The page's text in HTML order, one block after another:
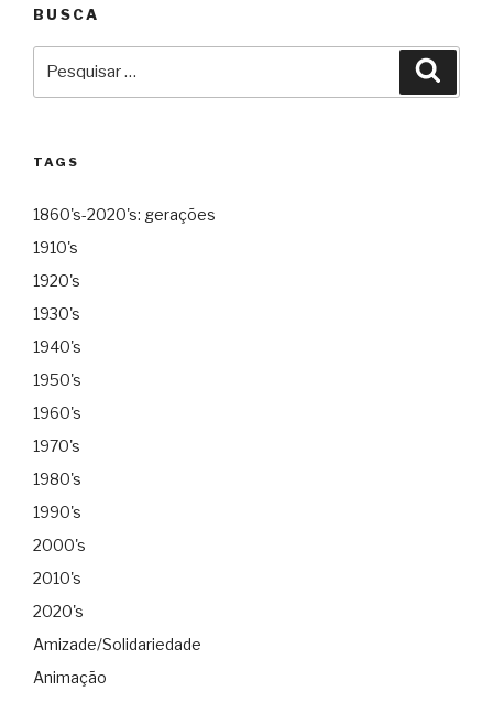
BUSCA
TAGS
1860's-2020's: gerações
1910's
1920's
1930's
1940's
1950's
1960's
1970's
1980's
1990's
2000's
2010's
2020's
Amizade/Solidariedade
Animação